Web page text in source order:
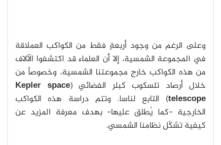
وعلى الرغم من وجود أربعةٍ فقط من الكواكب العملاقة
في المجموعة الشمسية، إلا أن العلماء قد اكتشفوا الآلاف
من هذه الكواكب خارج مجموعتنا الشمسية، وخصوصاً من
خلال أرصاد تلسكوب كبلر الفضائي (Kepler space
telescope) التابع لناسا. وتتم دراسة هذه الكواكب
الخارجية -كما يُطلق عليها- بهدف معرفة المزيد عن
كيفية تشكّل نظامنا الشمسي.